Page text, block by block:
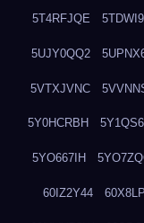
5T4RFJQE
5UJY0QQ2
5VTXJVNC
5Y0HCRBH
5YO667IH
60IZ2Y44